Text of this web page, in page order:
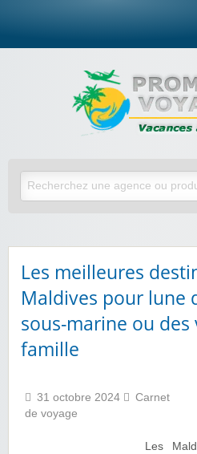
Les meilleures
Maldives pour lune
sous-marine ou des
famille
31 octobre 2024
Carnet
de voyage
Les